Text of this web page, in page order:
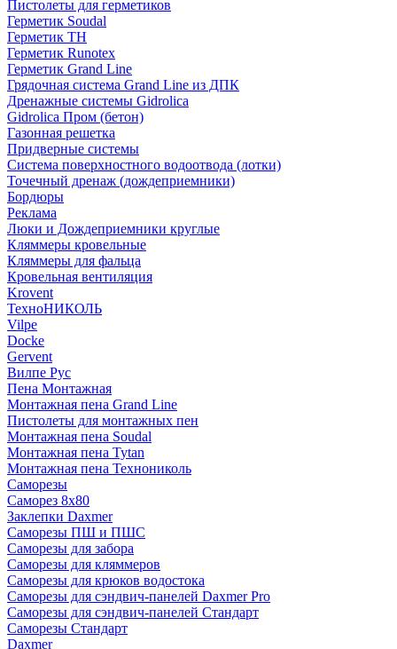
Пистолеты для герметиков
Герметик Soudal
Герметик ТН
Герметик Runotex
Герметик Grand Line
Грядочная система Grand Line из ДПК
Дренажные системы Gidrolica
Gidrolica Пром (бетон)
Газонная решетка
Придверные системы
Система поверхностного водоотвода (лотки)
Точечный дренаж (дождеприемники)
Бордюры
Рекламa
Люки и Дождеприемники круглые
Кляммеры кровельные
Кляммеры для фальца
Кровельная вентиляция
Krovent
ТехноНИКОЛЬ
Vilpe
Docke
Gervent
Вилпе Рус
Пена Монтажнaя
Монтажная пена Grand Linе
Пистолеты для монтажных пен
Монтажная пена Soudal
Монтажная пена Tytan
Монтажная пена Технониколь
Саморезы
Саморез 8х80
Заклепки Daxmer
Саморезы ПШ и ПШС
Саморезы для забора
Саморезы для кляммеров
Саморезы для крюков водостока
Саморезы для сэндвич-панелей Daxmer Pro
Саморезы для сэндвич-панелей Стандарт
Саморезы Стандарт
Daxmer